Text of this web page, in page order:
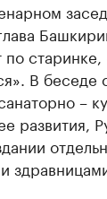
старинке,
В
–
развития,